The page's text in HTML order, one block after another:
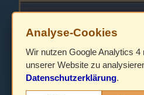
HOME
>
Analyse-Cookies
Wir nutzen Google Analytics
unserer Website zu
Datenschutzerklärung.